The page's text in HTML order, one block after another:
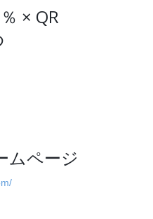
× QR
ムページ